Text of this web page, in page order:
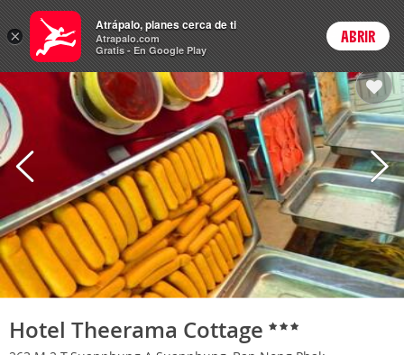
Hoteles Login
Hotel Theerama Cottage
×
Atrápalo, planes cerca de ti
Atrapalo.com
Gratis - En Google Play
ABRIR